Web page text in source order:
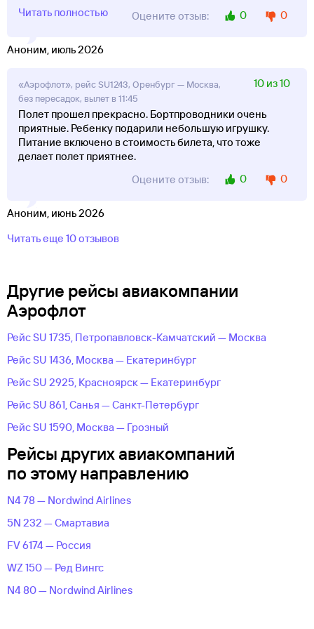
Читать полностью Оцените отзыв: 0 0
Аноним, июль 2026
«Аэрофлот», рейс SU1243, Оренбург — Москва,
без пересадок, вылет в 11:45
10 из 10
Полет прошел прекрасно. Бортпроводники очень
приятные. Ребенку подарили небольшую игрушку.
Питание включено в стоимость билета, что тоже
делает полет приятнее.
Оцените отзыв:
0 0
Аноним, июнь 2026
Читать еще 10 отзывов
Другие рейсы авиакомпании
Аэрофлот
Рейс SU 1735, Петропавловск-Камчатский — Москва
Рейс SU 1436, Москва — Екатеринбург
Рейс SU 2925, Красноярск — Екатеринбург
Рейс SU 861, Санья — Санкт-Петербург
Рейс SU 1590, Москва — Грозный
Рейсы других авиакомпаний
по этому направлению
N4 78 — Nordwind Airlines
5N 232 — Смартавиа
FV 6174 — Россия
WZ 150 — Ред Вингс
N4 80 — Nordwind Airlines